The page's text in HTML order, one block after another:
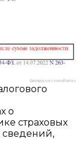
о
страховых
сведений,